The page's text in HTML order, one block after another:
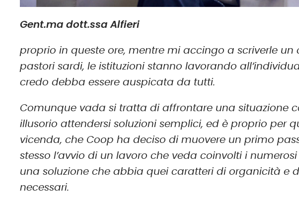
Gent.ma dott.ssa Alfieri
proprio in queste ore, mentre mi accingo a scriverle
pastori sardi, le istituzioni stanno lavorando
credo debba essere auspicata da tutti.
Comunque vada si tratta di affrontare una situazione
illusorio attendersi soluzioni semplici, ed è proprio per
vicenda, che Coop ha deciso di muovere un primo
stesso l’avvio di un lavoro che veda coinvolti i
una soluzione che abbia quei caratteri di organicità e
necessari.